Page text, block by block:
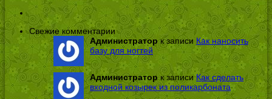
Свежие комментарии
Администраторк записи Как наносить
базу для ногтей
Администратор к записи Как сделать
входной козырек из поликарбоната